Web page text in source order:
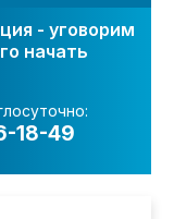
- уговорим
начать
18-49